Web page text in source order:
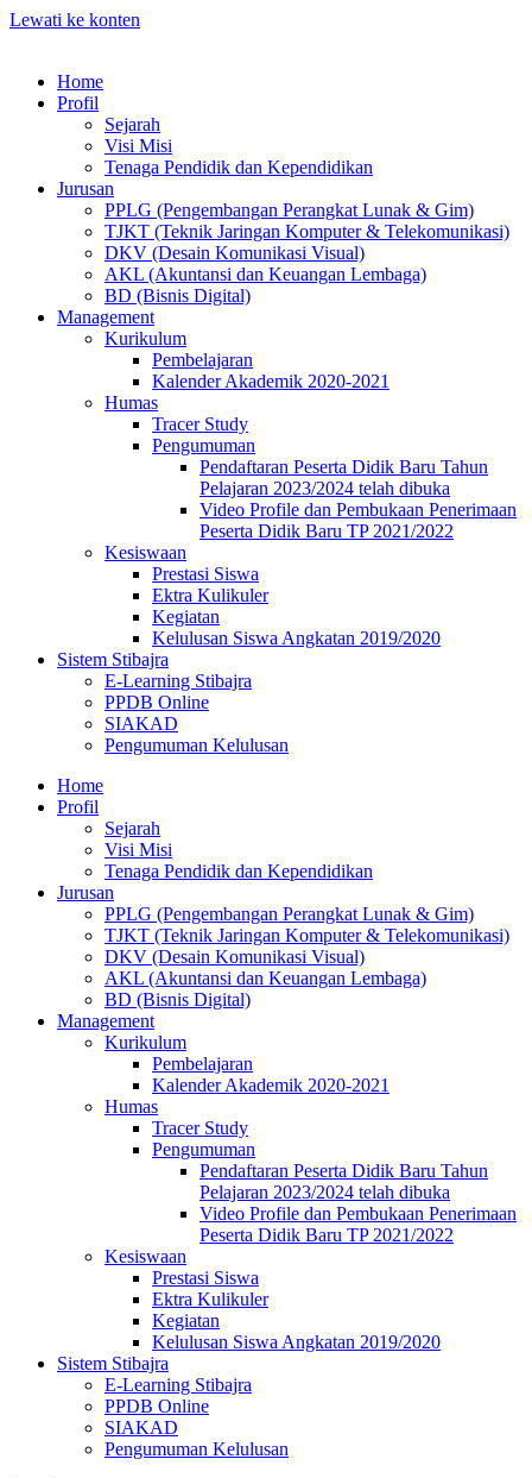
Lewati ke konten
Home
Profil
Sejarah
Visi Misi
Tenaga Pendidik dan Kependidikan
Jurusan
PPLG (Pengembangan Perangkat Lunak & Gim)
TJKT (Teknik Jaringan Komputer & Telekomunikasi)
DKV (Desain Komunikasi Visual)
AKL (Akuntansi dan Keuangan Lembaga)
BD (Bisnis Digital)
Management
Kurikulum
Pembelajaran
Kalender Akademik 2020-2021
Humas
Tracer Study
Pengumuman
Pendaftaran Peserta Didik Baru Tahun
Pelajaran 2023/2024 telah dibuka
Video Profile dan Pembukaan Penerimaan
Peserta Didik Baru TP 2021/2022
Kesiswaan
Prestasi Siswa
Ektra Kulikuler
Kegiatan
Kelulusan Siswa Angkatan 2019/2020
Sistem Stibajra
E-Learning Stibajra
PPDB Online
SIAKAD
Pengumuman Kelulusan
Home
Profil
Sejarah
Visi Misi
Tenaga Pendidik dan Kependidikan
Jurusan
PPLG (Pengembangan Perangkat Lunak & Gim)
TJKT (Teknik Jaringan Komputer & Telekomunikasi)
DKV (Desain Komunikasi Visual)
AKL (Akuntansi dan Keuangan Lembaga)
BD (Bisnis Digital)
Management
Kurikulum
Pembelajaran
Kalender Akademik 2020-2021
Humas
Tracer Study
Pengumuman
Pendaftaran Peserta Didik Baru Tahun
Pelajaran 2023/2024 telah dibuka
Video Profile dan Pembukaan Penerimaan
Peserta Didik Baru TP 2021/2022
Kesiswaan
Prestasi Siswa
Ektra Kulikuler
Kegiatan
Kelulusan Siswa Angkatan 2019/2020
Sistem Stibajra
E-Learning Stibajra
PPDB Online
SIAKAD
Pengumuman Kelulusan